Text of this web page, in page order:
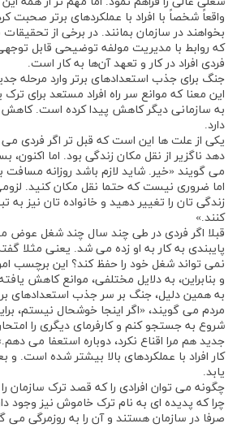
واقعاً شخصاً با افراد با عملکردهای برتر صحبت
بخواهند در سازمان بمانند. در برخی از
که روابط با مدیریت مولفه توضیحی قابل
‌فردی افراد در کار و تعهد آن‌ها به کار است.
جنگ برای جذب استعدادهای برتر وارد مرحله
این معنا که موانع سر راه افراد مستعد برای
به سازمانی دیگر کاهش پیدا کرده است. کاهش
دارد.
یکی از علت ها این است که قبل تر اگر فردی
دهد ناگزیر از نقل مکان زندگی بود. اما اکنون،
می گویند «خیر. شاید لازم باشد روزانه
اما ضروری نیست که حتما نقل مکان کنید.
زندگی تان را تغییر دهید و خانواده تان نیز به
کنند.»
قبلا اگر فردی در طی چند سال چند شغل عوض
پایبندی به کار به او زده می شد. یعنی مثلا
نمی تواند شغل خود را حفظ کند؟ این برچسب
و بنابراین، به دلایل مختلفی، موانع کاهش
به همین دلیل، جنگ بر سر جذب استعدادهای
مردم می‌ گویند، «اگر اینجا خوشحال نیستم،
شروع به جستجو کنم و کارفرمای دیگری را
جدید هم مرا اقناع نکرد، دوباره استعفا می
کار افراد با عملکردهای بالا بیشتر شده است.
یابد.
چگونه می ‌توان افرادی را که قصد ترک سازمان
چرا که پدیده ای به نام ترک خاموش نیز وجود
صرفا در سازمان هستند و آن را به روزمرگی می